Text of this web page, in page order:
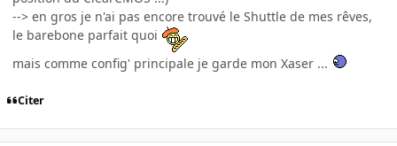
--> en gros je n'ai pas encore trouvé le Shuttle de mes rêves,
le barebone parfait quoi
mais comme config' principale je garde mon Xaser ...
Citer